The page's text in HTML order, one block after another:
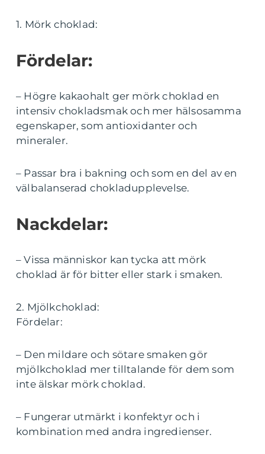
1. Mörk choklad:
Fördelar:
– Högre kakaohalt ger mörk choklad en
intensiv chokladsmak och mer hälsosamma
egenskaper, som antioxidanter och
mineraler.
– Passar bra i bakning och som en del av en
välbalanserad chokladupplevelse.
Nackdelar:
– Vissa människor kan tycka att mörk
choklad är för bitter eller stark i smaken.
2. Mjölkchoklad:
Fördelar:
– Den mildare och sötare smaken gör
mjölkchoklad mer tilltalande för dem som
inte älskar mörk choklad.
– Fungerar utmärkt i konfektyr och i
kombination med andra ingredienser.